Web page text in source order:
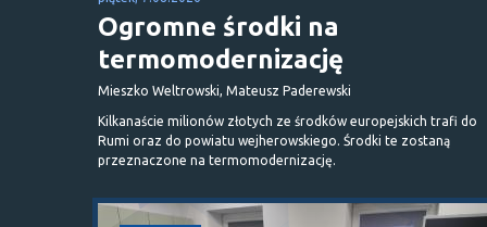
Ogromne środki na
termomodernizację
Mieszko Weltrowski, Mateusz Paderewski
Kilkanaście milionów złotych ze środków europejskich trafi do
Rumi oraz do powiatu wejherowskiego. Środki te zostaną
przeznaczone na termomodernizację.